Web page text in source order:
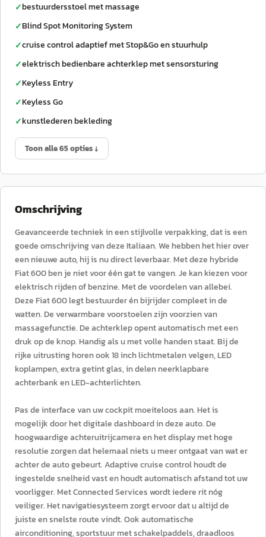
✓bestuurdersstoel met massage
✓Blind Spot Monitoring System
✓cruise control adaptief met Stop&Go en stuurhulp
✓elektrisch bedienbare achterklep met sensorsturing
✓Keyless Entry
✓Keyless Go
✓kunstlederen bekleding
Toon alle 65 opties ↓
Omschrijving
Geavanceerde techniek in een stijlvolle verpakking, dat is een
goede omschrijving van deze Italiaan. We hebben het hier over
een nieuwe auto, hij is nu direct leverbaar. Met deze hybride
Fiat 600 ben je niet voor één gat te vangen. Je kan kiezen voor
elektrisch rijden of benzine. Met de voordelen van allebei.
Deze Fiat 600 legt bestuurder én bijrijder compleet in de
watten. De verwarmbare voorstoelen zijn voorzien van
massagefunctie. De achterklep opent automatisch met een
druk op de knop. Handig als u met volle handen staat. Bij de
rijke uitrusting horen ook 18 inch lichtmetalen velgen, LED
koplampen, extra getint glas, in delen neerklapbare
achterbank en LED-achterlichten.
Pas de interface van uw cockpit moeiteloos aan. Het is
mogelijk door het digitale dashboard in deze auto. De
hoogwaardige achteruitrijcamera en het display met hoge
resolutie zorgen dat helemaal niets u meer ontgaat van wat er
achter de auto gebeurt. Adaptive cruise control houdt de
ingestelde snelheid vast en houdt automatisch afstand tot uw
voorligger. Met Connected Services wordt iedere rit nóg
veiliger. Het navigatiesysteem zorgt ervoor dat u altijd de
juiste en snelste route vindt. Ook automatische
airconditioning, sportstuur met schakelpaddels, draadloos